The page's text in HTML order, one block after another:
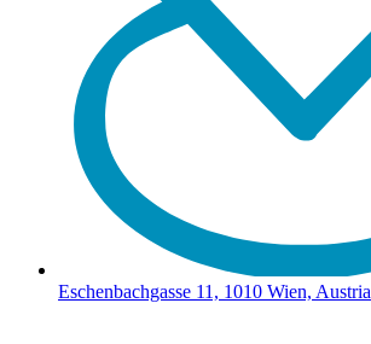
Eschenbachgasse 11, 1010 Wien, Austria